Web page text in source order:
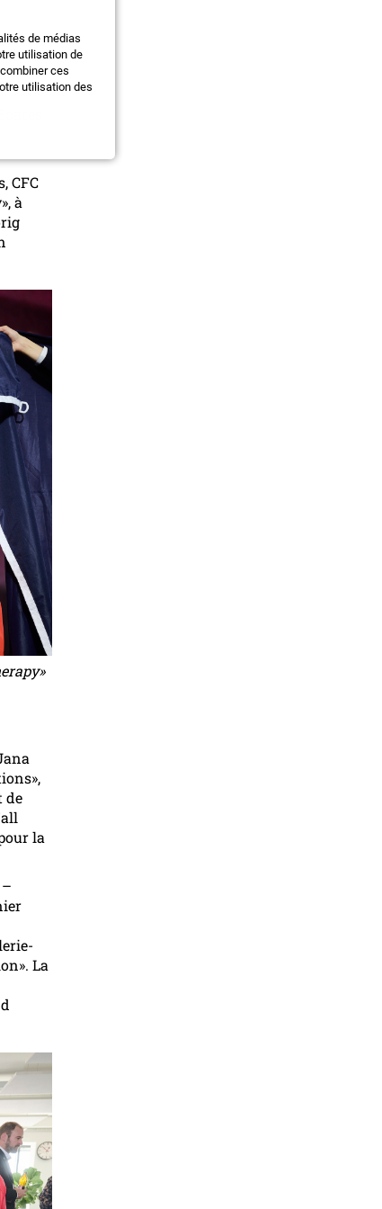
CFC
à
de
la
La
de médias
utilisation de
ces
utilisation des